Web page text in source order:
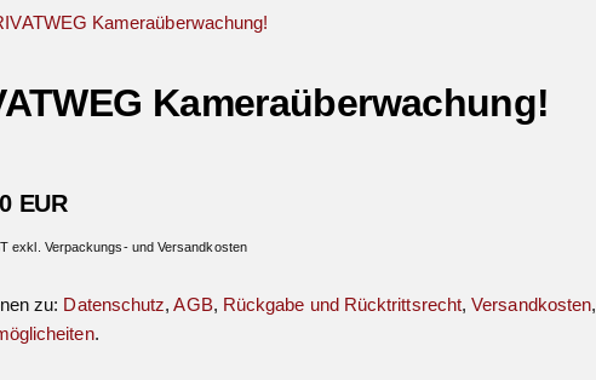
Kameraüberwachung!
Kameraüberwachung!
EUR
exkl. Verpackungs- und Versandkosten
zu: Datenschutz,AGB, Rückgabe und Rücktrittsrecht,Versandkosten,
.